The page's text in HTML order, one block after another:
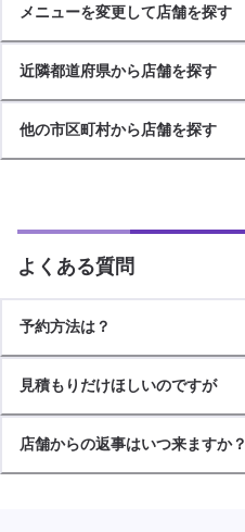
メニューを変更して店舗を探す
近隣都道府県から店舗を探す
他の市区町村から店舗を探す
よくある質問
予約方法は？
見積もりだけほしいのですが
店舗からの返事はいつ来ますか？